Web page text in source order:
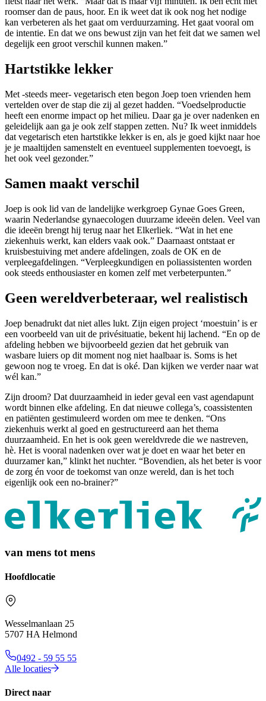
roomser dan de paus, hoor. En ik weet dat ik ook nog het nodige
kan verbeteren als het gaat om verduurzaming. Het gaat vooral om
de intentie. En dat we ons bewust zijn van het feit dat we samen wel
degelijk een groot verschil kunnen maken.”
Hartstikke lekker
Met -steeds meer- vegetarisch eten begon Joep toen vrienden hem
vertelden over de stap die zij al gezet hadden. “Voedselproductie
heeft een enorme impact op het milieu. Daar ga je over nadenken en
geleidelijk aan ga je ook zelf stappen zetten. Nu? Ik weet inmiddels
dat vegetarisch eten hartstikke lekker is en, als je goed kijkt naar hoe
je je maaltijden samenstelt en eventueel supplementen toevoegt, is
het ook veel gezonder.”
Samen maakt verschil
Joep is ook lid van de landelijke werkgroep Gynae Goes Green,
waarin Nederlandse gynaecologen duurzame ideeën delen. Veel van
die ideeën brengt hij terug naar het Elkerliek. “Wat in het ene
ziekenhuis werkt, kan elders vaak ook.” Daarnaast ontstaat er
kruisbestuiving met andere afdelingen, zoals de OK en de
verpleegafdelingen. “Verpleegkundigen en poliassistenten worden
ook steeds enthousiaster en komen zelf met verbeterpunten.”
Geen wereldverbeteraar, wel realistisch
Joep benadrukt dat niet alles lukt. Zijn eigen project ‘moestuin’ is er
een voorbeeld van uit de privésituatie, bekent hij lachend. “En op de
afdeling hebben we bijvoorbeeld gezien dat het gebruik van
wasbare luiers op dit moment nog niet haalbaar is. Soms is het
gewoon nog te vroeg. En dat is oké. Dan kijken we verder naar wat
wél kan.”
Zijn droom? Dat duurzaamheid in ieder geval een vast agendapunt
wordt binnen elke afdeling. En dat nieuwe collega’s, coassistenten
en patiënten gestimuleerd worden om mee te denken. “Ons
ziekenhuis werkt al goed en gestructureerd aan het thema
duurzaamheid. En het is ook geen wereldvrede die we nastreven,
hè. Het is vooral nadenken over wat je doet en waar het beter en
duurzamer kan,” klinkt het nuchter. “Bovendien, als het beter is voor
de zorg én voor de toekomst van onze wereld, dan is het toch
eigenlijk ook een no-brainer?”
van mens tot mens
Hoofdlocatie
Wesselmanlaan 25
5707 HA Helmond
0492 - 59 55 55
Alle locaties
Direct naar